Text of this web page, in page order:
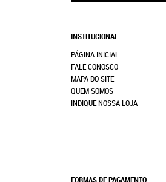
INSTITUCIONAL
PÁGINA INICIAL
FALE CONOSCO
MAPA DO SITE
QUEM SOMOS
INDIQUE NOSSA LOJA
FORMAS DE PAGAMENTO